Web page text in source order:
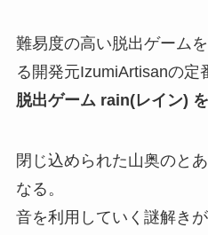
難易度の高い脱出ゲーム
る開発元IzumiArtisanの定
脱出ゲーム rain(レイン)
閉じ込められた山奥のと
なる。
音を利用していく謎解き